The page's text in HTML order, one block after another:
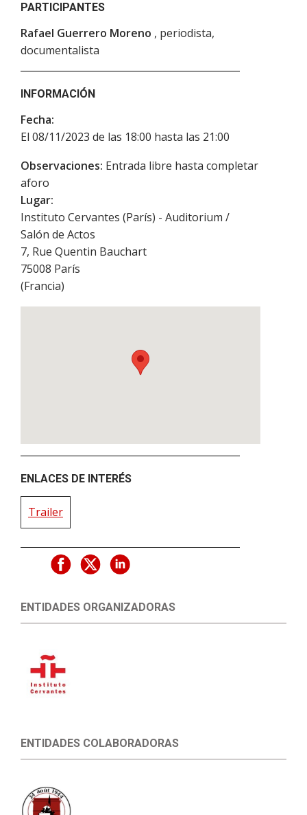
PARTICIPANTES
Rafael Guerrero Moreno , periodista,
documentalista
INFORMACIÓN
Fecha:
El 08/11/2023 de las 18:00 hasta las 21:00
Observaciones: Entrada libre hasta completar
aforo
Lugar:
Instituto Cervantes (París) - Auditorium /
Salón de Actos
7, Rue Quentin Bauchart
75008 París
(Francia)
ENLACES DE INTERÉS
Trailer
ENTIDADES ORGANIZADORAS
ENTIDADES COLABORADORAS